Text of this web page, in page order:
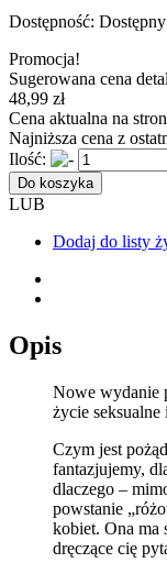
Dostępność: Dostępny
Promocja!
Sugerowana cena
48,99 zł
Cena aktualna na
Najniższa cena z
Ilość:
Do koszyka
LUB
Dodaj do listy
Opis
Nowe wydanie
życie
Czym jest
fantazjujemy,
dlaczego –
powstanie
kobiet. Ona ma
dręczące cię